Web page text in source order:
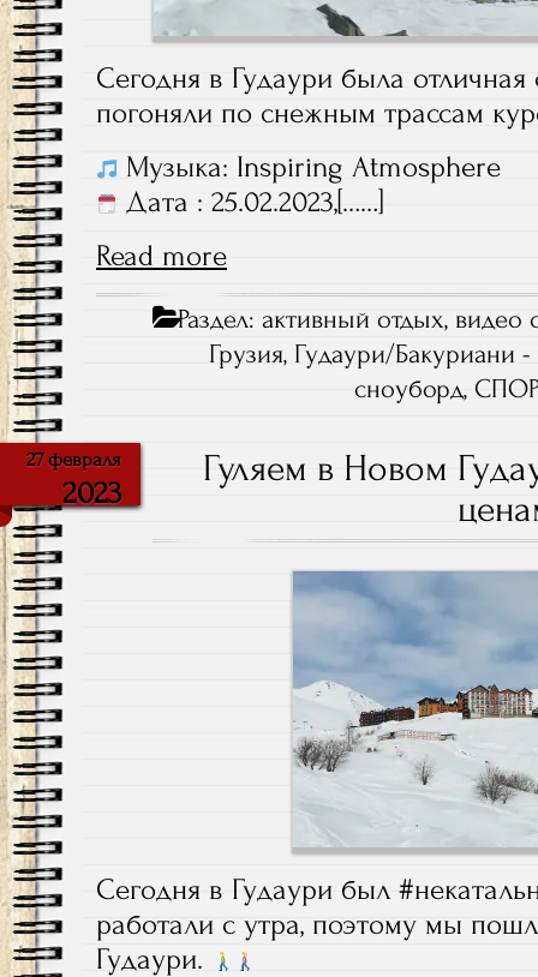
Сегодня в Гудаури была
погоняли по снежным трассам
Музыка: Inspiring Atmosphere
Дата : 25.02.2023,[……]
Read more
Раздел:активный отдых, видео
Грузия, Гудаури/Бакуриани
сноуборд,
27 февраля
2023
Гуляем в Новом
Сегодня в Гудаури был
работали с утра, поэтому мы
Гудаури.